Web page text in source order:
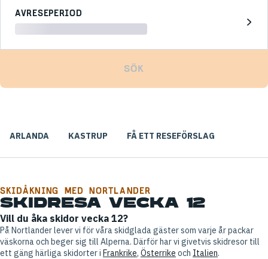
AVRESEPERIOD
SÖK
ARLANDA KASTRUP FÅ ETT RESEFÖRSLAG
SKIDÅKNING MED NORTLANDER
SKIDRESA VECKA 12
Vill du åka skidor vecka 12?
På Nortlander lever vi för våra skidglada gäster som varje år packar
väskorna och beger sig till Alperna. Därför har vi givetvis skidresor till
ett gäng härliga skidorter i Frankrike, Österrike och Italien.